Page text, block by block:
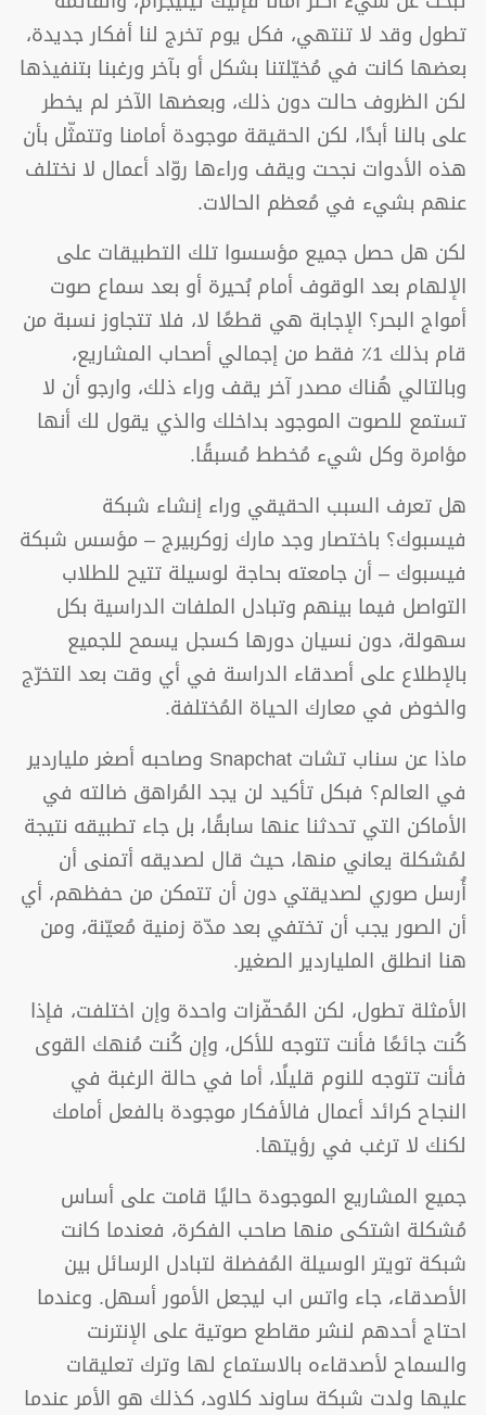
تطول وقد لا تنتهي، فكل يوم تخرج لنا أفكار جديدة،
بعضها كانت في مُخيّلتنا بشكل أو بآخر ورغبنا بتنفيذها
لكن الظروف حالت دون ذلك، وبعضها الآخر لم يخطر
على بالنا أبدًا، لكن الحقيقة موجودة أمامنا وتتمثّل بأن
هذه الأدوات نجحت ويقف وراءها روّاد أعمال لا نختلف
عنهم بشيء في مُعظم الحالات.
لكن هل حصل جميع مؤسسوا تلك التطبيقات على
الإلهام بعد الوقوف أمام بُحيرة أو بعد سماع صوت
أمواج البحر؟ الإجابة هي قطعًا لا، فلا تتجاوز نسبة من
قام بذلك 1٪ فقط من إجمالي أصحاب المشاريع،
وبالتالي هُناك مصدر آخر يقف وراء ذلك، وارجو أن لا
تستمع للصوت الموجود بداخلك والذي يقول لك أنها
مؤامرة وكل شيء مُخطط مُسبقًا.
هل تعرف السبب الحقيقي وراء إنشاء شبكة
فيسبوك؟ باختصار وجد مارك زوكربيرج – مؤسس شبكة
فيسبوك – أن جامعته بحاجة لوسيلة تتيح للطلاب
التواصل فيما بينهم وتبادل الملفات الدراسية بكل
سهولة، دون نسيان دورها كسجل يسمح للجميع
بالإطلاع على أصدقاء الدراسة في أي وقت بعد التخرّج
والخوض في معارك الحياة المُختلفة.
ماذا عن سناب تشات Snapchat وصاحبه أصغر ملياردير
في العالم؟ فبكل تأكيد لن يجد المُراهق ضالته في
الأماكن التي تحدثنا عنها سابقًا، بل جاء تطبيقه نتيجة
لمُشكلة يعاني منها، حيث قال لصديقه أتمنى أن
أُرسل صوري لصديقتي دون أن تتمكن من حفظهم، أي
أن الصور يجب أن تختفي بعد مدّة زمنية مُعيّنة، ومن
هنا انطلق الملياردير الصغير.
الأمثلة تطول، لكن المُحفّزات واحدة وإن اختلفت، فإذا
كُنت جائعًا فأنت تتوجه للأكل، وإن كُنت مُنهك القوى
فأنت تتوجه للنوم قليلًا، أما في حالة الرغبة في
النجاح كرائد أعمال فالأفكار موجودة بالفعل أمامك
لكنك لا ترغب في رؤيتها.
جميع المشاريع الموجودة حاليًا قامت على أساس
مُشكلة اشتكى منها صاحب الفكرة، فعندما كانت
شبكة تويتر الوسيلة المُفضلة لتبادل الرسائل بين
الأصدقاء، جاء واتس اب ليجعل الأمور أسهل. وعندما
احتاج أحدهم لنشر مقاطع صوتية على الإنترنت
والسماح لأصدقاءه بالاستماع لها وترك تعليقات
عليها ولدت شبكة ساوند كلاود، كذلك هو الأمر عندما